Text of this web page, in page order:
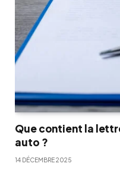
Que contient la
auto ?
14 DÉCEMBRE 2025